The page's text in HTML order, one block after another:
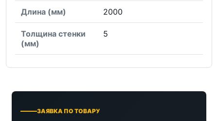
Длина (мм) 2000
Толщина стенки
(мм)
5
ЗАЯВКА ПО ТОВАРУ